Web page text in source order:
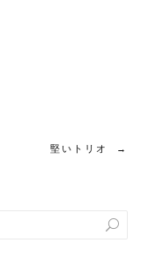
堅いトリオ →